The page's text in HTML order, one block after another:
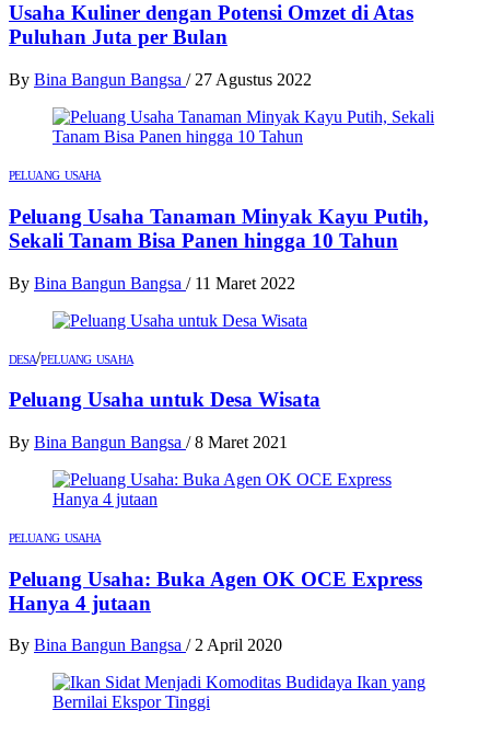
Usaha Kuliner dengan Potensi Omzet di Atas
Puluhan Juta per Bulan
By Bina Bangun Bangsa / 27 Agustus 2022
PELUANG USAHA
Peluang Usaha Tanaman Minyak Kayu Putih,
Sekali Tanam Bisa Panen hingga 10 Tahun
By Bina Bangun Bangsa / 11 Maret 2022
DESA/PELUANG USAHA
Peluang Usaha untuk Desa Wisata
By Bina Bangun Bangsa / 8 Maret 2021
PELUANG USAHA
Peluang Usaha: Buka Agen OK OCE Express
Hanya 4 jutaan
By Bina Bangun Bangsa / 2 April 2020